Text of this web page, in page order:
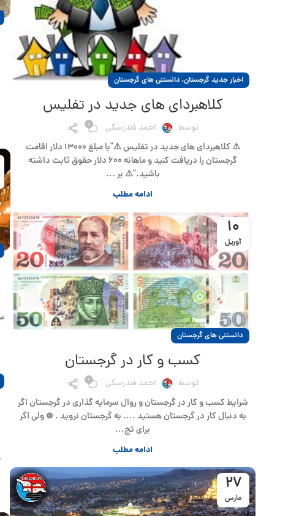
اخبار جدید گرجستان, دانستنی های گرجستان
کلاهبردای های جدید در تفلیس
توسط احمد فندرسکی 0
⚠️ کلاهبردای های جدید در تفلیس ⚠️"با مبلغ ۱۳۰۰۰ دلار اقامت
گرجستان را دریافت کنید و ماهانه ۶۰۰ دلار حقوق ثابت داشته
باشید."⚠️ بر ...
ادامه مطلب
10
آوریل
دانستنی های گرجستان
کسب و کار در گرجستان
توسط احمد فندرسکی 0
شرایط کسب و کار در گرجستان و روال سرمایه گذاری در گرجستان اگر
به دنبال کار در گرجستان هستید .... به گرجستان نروید . ⊗ ولی اگر
برای تج...
ادامه مطلب
27
مارس